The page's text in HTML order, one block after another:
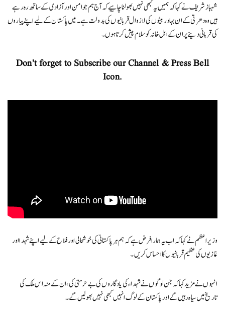
شہباز شریف نے کہا کہ ہمیں یہ کبھی نہیں بھولنا چاہیے کہ آج ہم جو امن اور آزادی کے ساتھ رہ رہے
ہیں وہ دھرتی کے ان بہادر بیٹوں کی لازوال قربانیوں کی بدولت ہے۔ میں پاکستان کے لیے اپنے پیاروں
کی قربانی دینے پر ان کے اہل خانہ کو سلام پیش کرتا ہوں۔
Don’t forget to Subscribe our Channel & Press Bell
Icon.
وزیراعظم نے کہا کہ اب یہ ہمارا فرض ہے کہ ہم ہر پاکستانی کی خوشحالی اور فلاح کے لیے اپنے شہدا اور
غازیوں کی عظیم قربانیوں کا احساس کریں۔
انہوں نے مزید کہا کہ جن لوگوں نے شہداء کی یادگاروں کی بے حرمتی کی، ان کے منہ اس ملک کی
تاریخ میں سیاہ رہیں گے اور پاکستان کے لوگ انہیں کبھی نہیں بھولیں گے۔